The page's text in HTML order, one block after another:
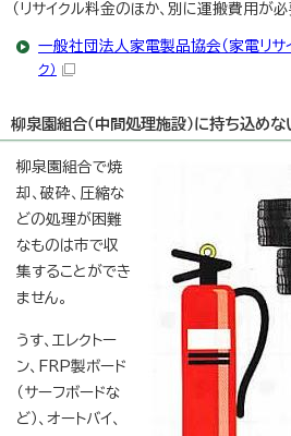
（リサイクル料金のほか、別に運搬費用が必
一般社団法人家電製品協会（家電リサ
ク）
柳泉園組合（中間処理施設）に持ち込めな
柳泉園組合で焼
却、破砕、圧縮な
どの処理が困難
なものは市で収
集することができ
ません。
うす、エレクトー
ン、FRP製ボード
（サーフボードな
ど）、オートバイ、